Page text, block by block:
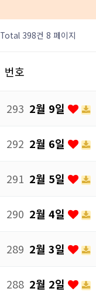
Total 398건 8 페이지
번호
293 2월 9일
292 2월 6일
291 2월 5일
290 2월 4일
289 2월 3일
288 2월 2일